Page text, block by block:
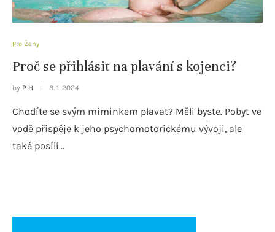
Pro Ženy
Proč se přihlásit na plavání s kojenci?
by P H 8. 1. 2024
Chodíte se svým miminkem plavat? Měli byste. Pobyt ve
vodě přispěje k jeho psychomotorickému vývoji, ale
také posílí…